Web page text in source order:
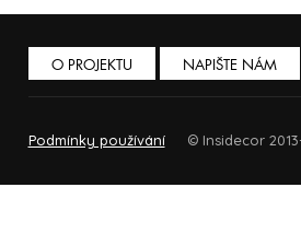
O PROJEKTU NAPIŠTE NÁM
Podmínky používání © Insidecor